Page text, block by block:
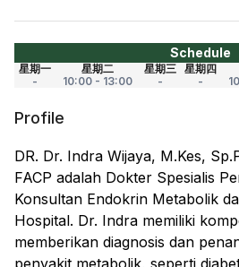
Schedule
星期一 星期二 星期三 星期四
-
10:00 - 13:00 - -
Profile
DR. Dr. Indra Wijaya, M.Kes,
FACP adalah Dokter Spesialis
Konsultan Endokrin Metabolik
Hospital. Dr. Indra memiliki
memberikan diagnosis dan
penyakit metabolik, seperti